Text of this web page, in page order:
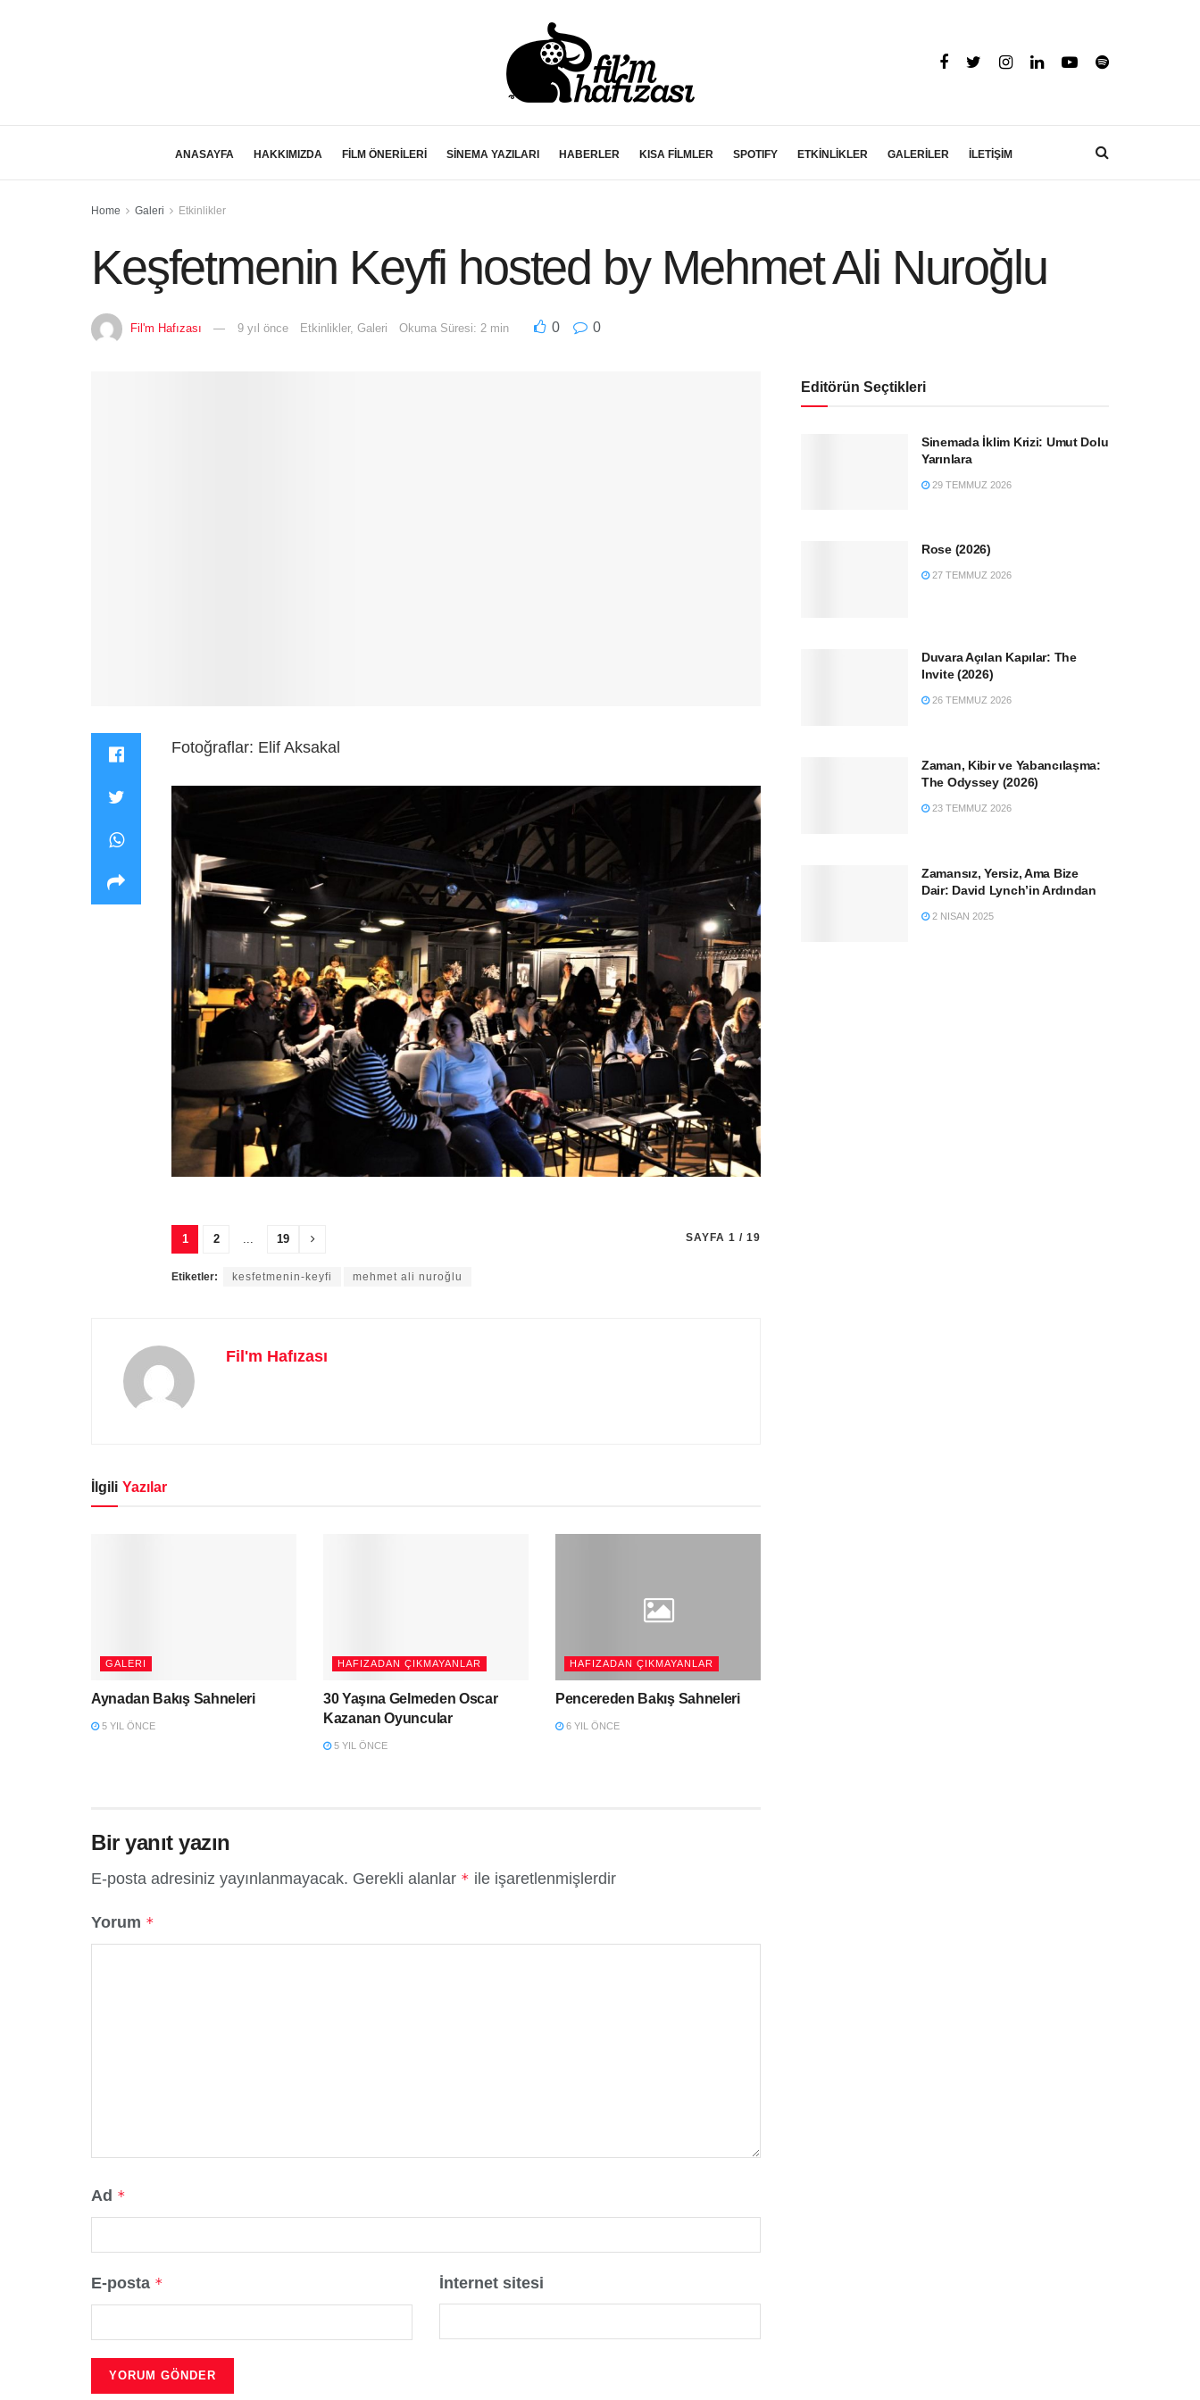
ANASAYFA HAKKIMIZDA FİLM ÖNERİLERİ SİNEMA YAZILARI HABERLER KISA FİLMLER SPOTIFY ETKİNLİKLER GALERİLER İLETİŞİM
Home Galeri Etkinlikler
Keşfetmenin Keyfi hosted by Mehmet Ali Nuroğlu
Fil'm Hafızası 9 yıl önce Etkinlikler, Galeri Okuma Süresi: 2 min 0 0
Fotoğraflar: Elif Aksakal
SAYFA 1 / 19
1 2 19
Etiketler: kesfetmenin-keyfi mehmet ali nuroğlu
Fil'm Hafızası
İlgili Yazılar
GALERI
Aynadan Bakış Sahneleri
5 YIL ÖNCE
HAFIZADAN ÇIKMAYANLAR
30 Yaşına Gelmeden Oscar
Kazanan Oyuncular
5 YIL ÖNCE
HAFIZADAN ÇIKMAYANLAR
Pencereden Bakış Sahneleri
6 YIL ÖNCE
Bir yanıt yazın
E-posta adresiniz yayınlanmayacak. Gerekli alanlar * ile işaretlenmişlerdir
Yorum *
Ad *
E-posta * İnternet sitesi
Editörün Seçtikleri
Sinemada İklim Krizi: Umut Dolu
Yarınlara
29 TEMMUZ 2026
Rose (2026)
27 TEMMUZ 2026
Duvara Açılan Kapılar: The
Invite (2026)
26 TEMMUZ 2026
Zaman, Kibir ve Yabancılaşma:
The Odyssey (2026)
23 TEMMUZ 2026
Zamansız, Yersiz, Ama Bize
Dair: David Lynch’in Ardından
2 NISAN 2025